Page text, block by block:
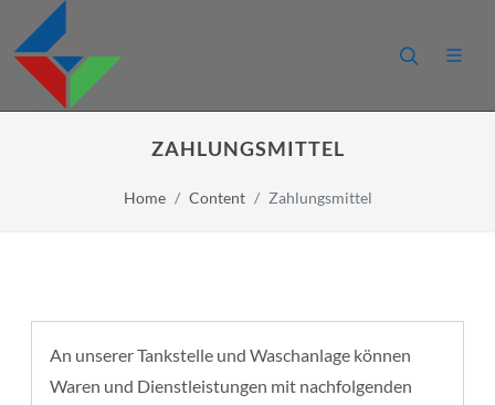
ZAHLUNGSMITTEL
Home Content Zahlungsmittel
An unserer Tankstelle und Waschanlage können
Waren und Dienstleistungen mit nachfolgenden